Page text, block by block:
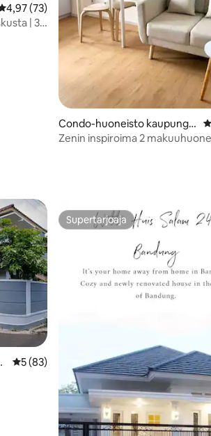
arvio 4,97/5, 73 arvostelua
4,97 (73)
| 3
Condo-huoneisto kaupungis
sa Kecamatan Andir
Zenin inspiroima 2
Keskimääräinen arvio 5/5, 83 arvostelua
5 (83)
Supertarjoaja
Supertarjoaja